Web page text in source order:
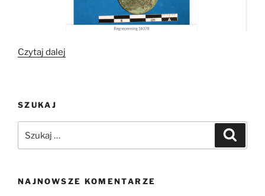
Czytaj dalej
naukowców”
SZUKAJ
NAJNOWSZE KOMENTARZE